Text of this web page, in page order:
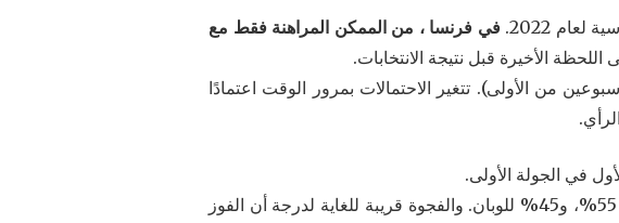
2022.
في فرنسا ، من الممكن المراهنة فقط مع
الأخيرة قبل نتيجة الانتخابات.
من الأولى). تتغير الاحتمالات بمرور الوقت اعتمادًا
وتوقع القائمون على استطلاعات الرأي جولة ثانية متقاربة للغاية، حيث حصل ماكرون على 55%، و45% للوبان. والفجوة قريبة للغاية لدرجة أن الفوز